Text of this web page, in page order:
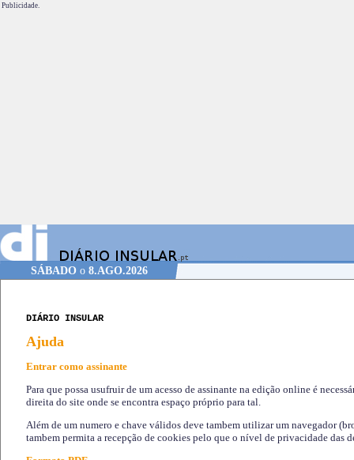
Publicidade.
SÁBADOo 8.AGO.2026
DIÁRIO INSULAR
Ajuda
Entrar como assinante
Para que possa usufruir de um acesso de assinante na edição online é
direita do site onde se encontra espaço próprio para tal.
Além de um numero e chave válidos deve tambem utilizar um navegador
tambem permita a recepção de cookies pelo que o nível de privacidade das